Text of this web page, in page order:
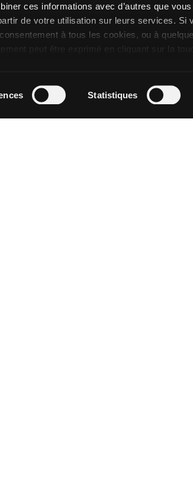
ces informations avec d’autres que
de votre utilisation sur leurs services. Si
à tous les cookies, ou à
peut être exprimé en cliquant sur la
Statistiques
Opt_in__c
J’ai lu et
Marketing
protection des